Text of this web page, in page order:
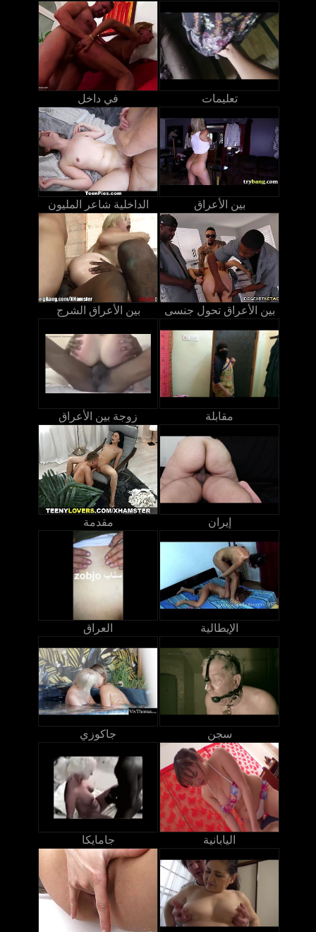
في داخل تعليمات
الداخلية شاعر المليون بين الأعراق
بين الأعراق الشرج بين الأعراق تحول جنسى
زوجة بين الأعراق مقابلة
مقدمة إيران
العراق الإيطالية
جاكوزي سجن
جامايكا اليابانية